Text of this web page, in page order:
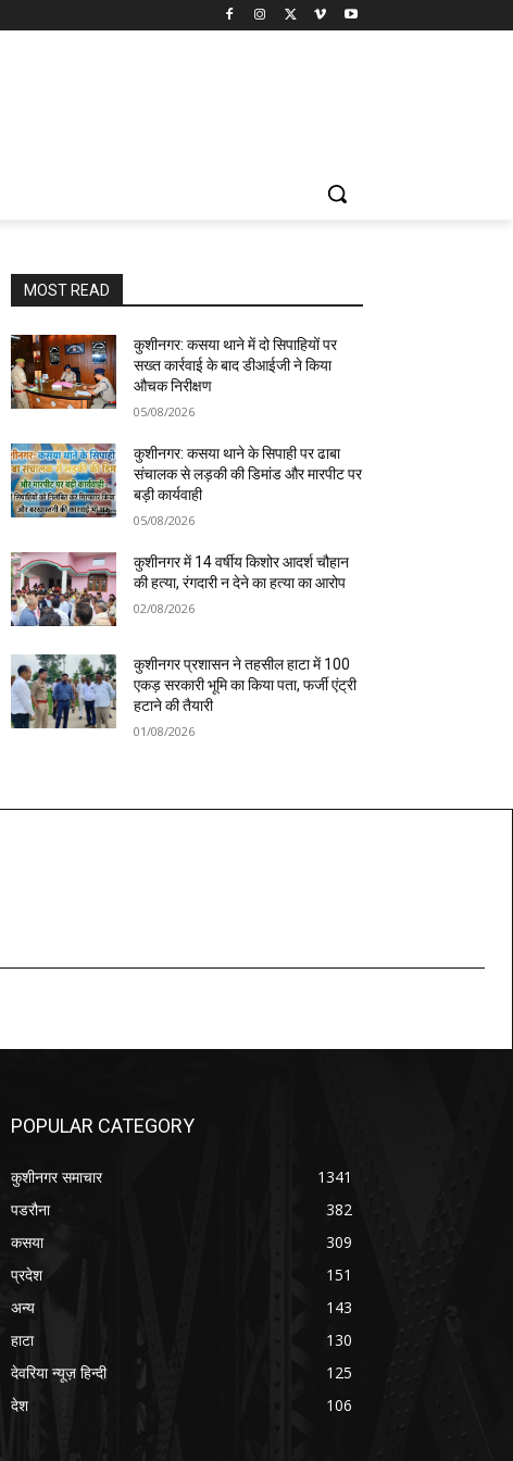
MOST READ
कुशीनगर: कसया थाने में दो सिपाहियों पर
सख्त कार्रवाई के बाद डीआईजी ने किया
औचक निरीक्षण
05/08/2026
कुशीनगर: कसया थाने के सिपाही पर ढाबा
संचालक से लड़की की डिमांड और मारपीट पर
बड़ी कार्यवाही
05/08/2026
कुशीनगर में 14 वर्षीय किशोर आदर्श चौहान
की हत्या, रंगदारी न देने का हत्या का आरोप
02/08/2026
कुशीनगर प्रशासन ने तहसील हाटा में 100
एकड़ सरकारी भूमि का किया पता, फर्जी एंट्री
हटाने की तैयारी
01/08/2026
POPULAR CATEGORY
कुशीनगर समाचार
1341
पडरौना
382
कसया
309
प्रदेश
151
अन्य
143
हाटा
130
देवरिया न्यूज़ हिन्दी
125
देश
106